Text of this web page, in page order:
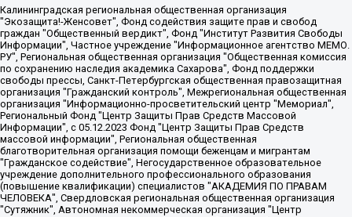
Калининградская региональная общественная организация "Экозащита!-Женсовет", Фонд содействия защите прав и свобод граждан "Общественный вердикт", Фонд "Институт Развития Свободы Информации", Частное учреждение "Информационное агентство МЕМО. РУ", Региональная общественная организация "Общественная комиссия по сохранению наследия академика Сахарова", Фонд поддержки свободы прессы, Санкт-Петербургская общественная правозащитная организация "Гражданский контроль", Межрегиональная общественная организация "Информационно-просветительский центр "Мемориал", Региональный Фонд "Центр Защиты Прав Средств Массовой Информации", с 05.12.2023 Фонд "Центр Защиты Прав Средств массовой информации", Региональная общественная благотворительная организация помощи беженцам и мигрантам "Гражданское содействие", Негосударственное образовательное учреждение дополнительного профессионального образования (повышение квалификации) специалистов "АКАДЕМИЯ ПО ПРАВАМ ЧЕЛОВЕКА", Свердловская региональная общественная организация "Сутяжник", Автономная некоммерческая организация "Центр независимых социологических исследований", Союз общественных объединений "Российский исследовательский центр по правам человека", Региональное общественное учреждение научно-информационный центр "МЕМОРИАЛ", Некоммерческая организация "Фонд защиты гласности", Автономная некоммерческая организация "Институт прав человека", Городская общественная организация "Екатеринбургское общество "МЕМОРИАЛ", Городская общественная организация "Рязанское историко-просветительское и правозащитное общество "Мемориал" (Рязанский Мемориал), Челябинский региональный орган общественной самодеятельности – женское общественное объединение "Женщины Евразии", Челябинский региональный орган общественной самодеятельности "Уральская правозащитная группа", Фонд содействия защите здоровья и социальной справедливости имени Андрея Рылькова, Автономная Некоммерческая Организация "Аналитический Центр Юрия Левады", Автономная некоммерческая организация социальной поддержки населения "Проект Апрель", Региональная общественная организация помощи женщинам и детям, находящимся в кризисной ситуации "Информационно-методический центр "Анна", Фонд содействия развитию массовых коммуникаций и правовому просвещению "Так-так-Так", Фонд содействия устойчивому развитию "Серебряная тайга", Свердловский региональный общественный фонд социальных проектов "Новое время", "Idel.Реалии", Кавказ.Реалии, Крым.Реалии, Телеканал Настоящее Время, Татаро-башкирская служба Радио Свобода (Azatliq Radiosi), Радио Свободная Европа/Радио Свобода (PCE/PC), "Сибирь.Реалии", "Фактограф", Благотворительный фонд помощи осужденным и их семьям, Автономная некоммерческая организация "Институт глобализации и социальных движений", Фонд "В защиту прав заключенных", Частное учреждение "Центр поддержки и содействия развитию средств массовой информации", Пензенский региональный общественный благотворительный фонд "Гражданский союз", "Север.Реалии", Некоммерческая организация Фонд "Правовая инициатива", Общество с ограниченной ответственностью "Радио Свободная Европа/Радио Свобода", Чешское информационное агентство "MEDIUM-ORIENT", Красноярская региональная общественная организация "Мы против СПИДа", Камалягин Денис Николаевич, Маркелов Сергей Евгеньевич, Пономарев Лев Александрович, Савицкая Людмила Алексеевна, Автономная некоммерческая организация "Центр по работе с проблемой насилия "НАСИЛИЮ.НЕТ", Межрегиональный профессиональный союз работников здравоохранения "Альянс врачей", Юридическое лицо, зарегистрированное в Латвийской Республике, SIA "Medusa Project" (регистрационный номер 40103797863, дата регистрации 10.06.2014), Некоммерческая организация "Фонд по борьбе с коррупцией", Автономная некоммерческая организация "Институт права и публичной политики", Баданин Роман Сергеевич, Гликин Максим Александрович, Железнова Мария Михайловна, Лукьянова Юлия Сергеевна, Маетная Елизавета Витальевна, Маняхин Петр Борисович, Чуракова Ольга Владимировна, Ярош Юлия Петровна, Юридическое лицо "The Insider SIA", зарегистрированное в Риге, Латвийская Республика (дата регистрации 26.06.2015), являющееся администратором доменного имени интернет-издания "The Insider SIA", https://theins.ru, Постернак Алексей Евгеньевич, Рубин Михаил Аркадьевич, Анин Роман Александрович, Юридическое лицо Istories fonds, зарегистрированное в Латвийской Республике (регистрационный номер 50008295751, дата регистрации 24.02.2020), Великовский Дмитрий Александрович, Долинина Ирина Николаевна, Мароховская Алеся Алексеевна, Шлейнов Роман Юрьевич, Шмагун Олеся Валентиновна, Общество с ограниченной ответственностью "Альтаир 2021", Общество с ограниченной ответственностью "Вега 2021", Общество с ограниченной ответственностью "Главный редактор 2021", Общество с ограниченной ответственностью "Ромашки монолит", Важенков Артем Валерьевич, Ивановская областная общественная организация "Центр гендерных исследований", Гурман Юрий Альбертович, Медиапроект "ОВД-Инфо", Егоров Владимир Владимирович, Жилинский Владимир Александрович, Общество с ограниченной ответственностью "ЗП", Иванова София Юрьевна, Карезина Инна Павловна, Кильтау Екатерина Викторовна, Петров Алексей Викторович, Пискунов Сергей Евгеньевич, Смирнов Сергей Сергеевич, Тихонов Михаил Сергеевич, Общество с ограниченной ответственностью "ЖУРНАЛИСТ-ИНОСТРАННЫЙ АГЕНТ", Арапова Галина Юрьевна, Вольтская Татьяна Анатольевна, Американская компания "Mason G.E.S. Anonymous Foundation" (США), являющаяся владельцем интернет-издания https://mnews.world/, Компания "Stichting Bellingcat", зарегистрированная в Нидерландах (дата регистрации 11.07.2018), Захаров Андрей Вячеславович, Клепиковская Екатерина Дмитриевна, Общество с ограниченной ответственностью "МЕМО", Перл Роман Александрович, Симонов Евгений Алексеевич, Соловьева Елена Анатольевна, Сотников Даниил Владимирович, Сурначева Елизавета Дмитриевна, Автономная некоммерческая организация по защите прав человека и информированию населения "Якутия – Наше Мнение", Общество с ограниченной ответственностью "Москоу диджитал медиа", с 26.01.2023 Общество с ограниченной ответственностью "Чайка Белые сады", Ветошкина Валерия Валерьевна, Заговора Максим Александрович, Межрегиональное общественное движение "Российская ЛГБТ - сеть", Оленичев Максим Владимирович, Павлов Иван Юрьевич, Скворцова Елена Сергеевна, Общество с ограниченной ответственностью "Как бы инагент", Кочетков Игорь Викторович, Общество с ограниченной ответственностью "Честные выборы", Еланчик Олег Александрович, Общество с ограниченной ответственностью "Нобелевский призыв", Гималова Регина Эмилевна, Григорьев Андрей Валерьевич, Григорьева Алина Александровна, Ассоциация по содействию защите прав призывников, альтернативнослужащих и военнослужащих "Правозащитная группа "Гражданин.Армия.Право", Хисамова Регина Фаритовна, Автономная некоммерческая организация по реализации социально-правовых программ "Лилит", Дальневосточное общественное движение "Маяк", Санкт-Петербургская ЛГБТ-инициативная группа "Выход", Инициативная группа ЛГБТ+ "Реверс", Алексеев Андрей Викторович, Бекбулатова Таисия Львовна, Беляев Иван Михайлович, Владыкина Елена Сергеевна, Гельман Марат Александрович, Никульшина Вероника Юрьевна, Толоконникова Надежда Андреевна, Шендерович Виктор Анатольевич, Общество с ограниченной ответственностью "Данное сообщение", Общество с ограниченной ответственностью Издательский дом "Новая глава", Айнбиндер Александра Александровна, Московский комьюнити-центр для ЛГБТ+инициатив, Благотворительный фонд развития филантропии, Deutsche Welle (Германия, Kurt-Schumacher-Strasse 3, 53113 Bonn), Борзунова Мария Михайловна, Воробьев Виктор Викторович, Голубева Анна Львовна, Константинова Алла Михайловна, Малкова Ирина Владимировна, Мурадов Мурад Абдулгалимович, Осетинская Елизавета Николаевна, Понасенков Евгений Николаевич, Ганапольский Матвей Юрьевич, Киселев Евгений Алексеевич, Борухович Ирина Григорьевна, Дремин Иван Тимофеевич, Дубровский Дмитрий Викторович, Красноярская региональная общественная организация поддержки и развития альтернативных образовательных технологий и межкультурных коммуникаций "ИНТЕРРА", Маяковская Екатерина Алексеевна, Фейгин Марк Захарович, Филимонов Андрей Викторович, Дзугкоева Регина Николаевна, Доброхотов Роман Александрович, Дудь Юрий Александрович, Елкин Сергей Владимирович, Кругликов Кирилл Игоревич, Сабунаева Мария Леонидовна, Семенов Алексей Владимирович, Шаинян Карен Багратович, Шульман Екатерина Михайловна, Асафьев Артур Валерьевич, Вахштайн Виктор Семенович, Венедиктов Алексей Алексеевич, Лушникова Екатерина Евгеньевна, Волков Леонид Михайлович, Невзоров Александр Глебович, Пархоменко Сергей Борисович, Сироткин Ярослав Николаевич, Кара-Мурза Владимир Владимирович, Баранова Наталья Владимировна, Гозман Леонид Яковлевич, Кагарлицкий Борис Юльевич, Климарев Михаил Валерьевич, Милов Владимир Станиславович, Автономная некоммерческая организация Краснодарский центр современного искусства "Типография", Моргенштерн Алишер Тагирович, Соболь Любовь Эдуардовна, Общество с ограниченной ответственностью "ЛИЗА НОРМ", Каспаров Гарри Кимович, Ходорковский Михаил Борисович, Общество с ограниченной ответственностью "Апрельские тезисы", Данилович Ирина Брониславовна, Кашин Олег Владимирович, Петров Николай Владимирович, Пивоваров Алексей Владимирович, Соколов Михаил Владимирович, Цветкова Юлия Владимировна, Чичваркин Евгений Александрович, Комитет против пыток/Команда против пыток, Общество с ограниченной ответственностью "Первый научный", Общество с ограниченной ответственностью "Вертолет и ко", Белоцерковская Вероника Борисовна, Кац Максим Евгеньевич, Лазарева Татьяна Юрьевна, Шаведдинов Руслан Табризович, Яшин Илья Валерьевич, Общество с ограниченной ответственностью "Иноагент ААВ", Алешковский Дмитрий Петрович, Альбац Евгения Марковна, Быков Дмитрий Львович, Галямина Юлия Евгеньевна, Лойко Сергей Леонидович, Мартынов Кирилл Константинович, Медведев Сергей Александрович, Крашенинников Федор Геннадиевич, Гордеева Катерина Вл